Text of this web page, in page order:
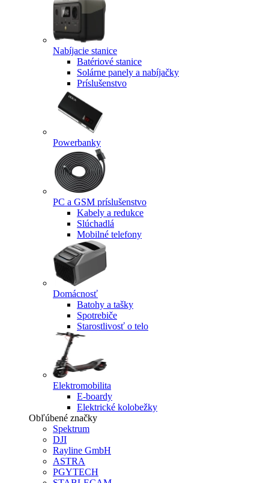
Nabíjacie stanice
Batériové stanice
Solárne panely a nabíjačky
Príslušenstvo
Powerbanky
PC a GSM príslušenstvo
Kabely a redukce
Slúchadlá
Mobilné telefony
Domácnosť
Batohy a tašky
Spotrebiče
Starostlivosť o telo
Elektromobilita
E-boardy
Elektrické kolobežky
Obľúbené značky
Spektrum
DJI
Rayline GmbH
ASTRA
PGYTECH